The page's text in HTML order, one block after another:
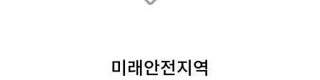
미래안전지역